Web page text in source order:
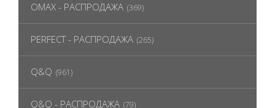
OMAX - РАСПРОДАЖА (369)
PERFECT - РАСПРОДАЖА (265)
Q&Q (961)
Q&Q - РАСПРОДАЖА (79)